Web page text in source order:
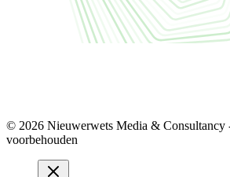
© 2026 Nieuwerwets Media & Consultancy
voorbehouden